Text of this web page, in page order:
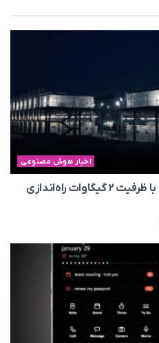
اخبار هوش مصنوعی
چین بزرگ‌ترین مرکز داده جهان را با ظرفیت ۲ گیگاوات راه‌اندازی